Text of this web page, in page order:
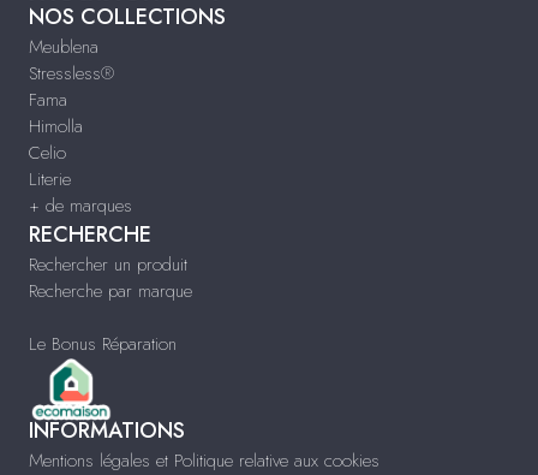
NOS COLLECTIONS
Meublena
Stressless®
Fama
Himolla
Celio
Literie
+ de marques
RECHERCHE
Rechercher un produit
Recherche par marque
Le Bonus Réparation
INFORMATIONS
Mentions légales et Politique relative aux cookies